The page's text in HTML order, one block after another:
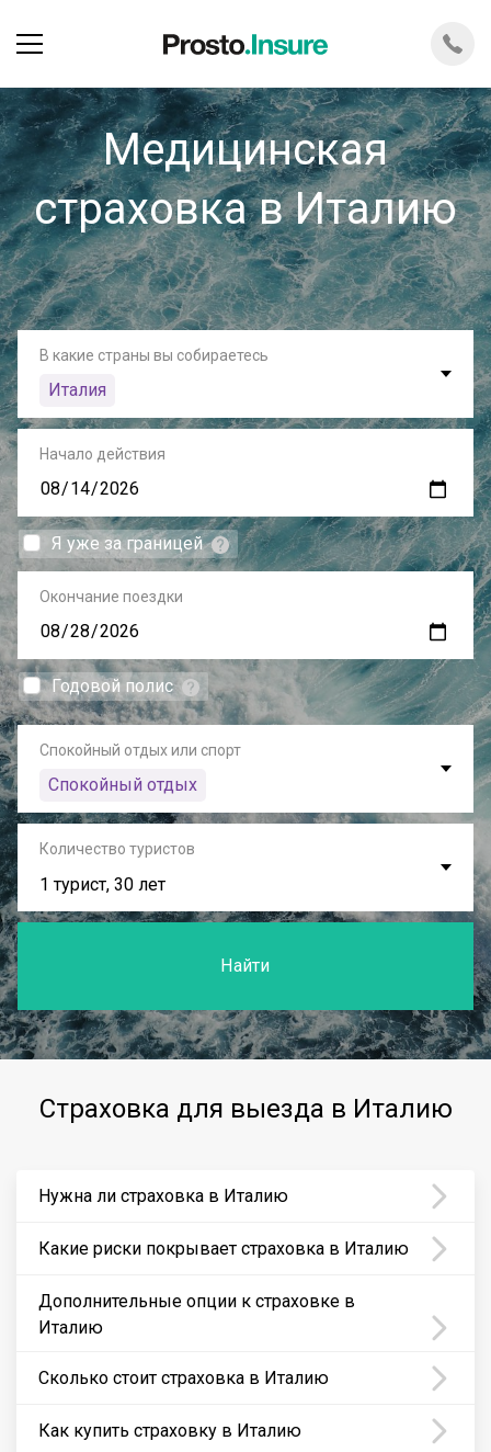
Медицинская
страховка в Италию
В какие страны вы собираетесь
Италия
Начало действия
Я уже за границей
Окончание поездки
Годовой полис
Спокойный отдых или спорт
Спокойный отдых
Количество туристов
1 турист, 30 лет
Найти
Страховка для выезда в Италию
Нужна ли страховка в Италию
Какие риски покрывает страховка в Италию
Дополнительные опции к страховке в
Италию
Сколько стоит страховка в Италию
Как купить страховку в Италию